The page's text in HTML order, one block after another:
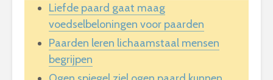
Liefde paard gaat maag
voedselbeloningen voor paarden
Paarden leren lichaamstaal mensen
begrijpen